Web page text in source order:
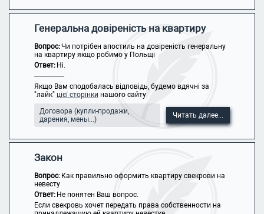
Генеральна довіреність на квартиру
Вопрос:Чи потрібен апостиль на довіреність генеральну
на квартиру якщо робимо у Польщі
Ответ: Ні.
-----------------
Якщо Вам сподобалась відповідь, будемо вдячні за
"лайк" цієї сторінки нашого сайту
Договора (купли-продажи,
дарения, мены...)
Читать далее...
Закон
Вопрос: Как правильно оформить квартиру свекрови на
невесту
Ответ: Не понятен Ваш вопрос.
Если свекровь хочет передать права собственности на